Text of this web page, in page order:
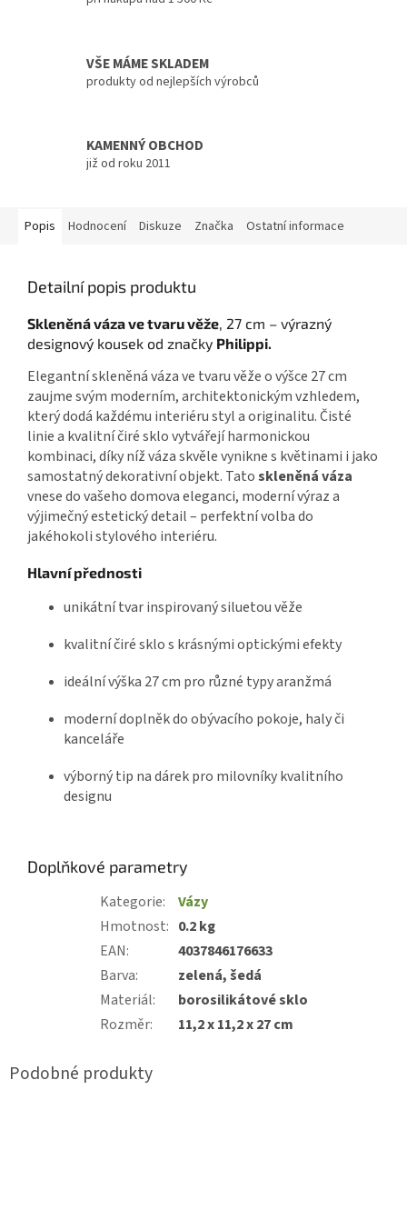
VŠE MÁME SKLADEM
produkty od nejlepších výrobců
KAMENNÝ OBCHOD
již od roku 2011
Popis Hodnocení Diskuze Značka Ostatní informace
Detailní popis produktu
Skleněná váza ve tvaru věže , 27 cm – výrazný
designový kousek od značky Philippi.
Elegantní skleněná váza ve tvaru věže o výšce 27 cm
zaujme svým moderním, architektonickým vzhledem,
který dodá každému interiéru styl a originalitu. Čisté
linie a kvalitní čiré sklo vytvářejí harmonickou
kombinaci, díky níž váza skvěle vynikne s květinami i jako
samostatný dekorativní objekt. Tatoskleněná váza
vnese do vašeho domova eleganci, moderní výraz a
výjimečný estetický detail – perfektní volba do
jakéhokoli stylového interiéru.
Hlavní přednosti
unikátní tvar inspirovaný siluetou věže
kvalitní čiré sklo s krásnými optickými efekty
ideální výška 27 cm pro různé typy aranžmá
moderní doplněk do obývacího pokoje, haly či
kanceláře
výborný tip na dárek pro milovníky kvalitního
designu
Doplňkové parametry
Kategorie:
Vázy
Hmotnost: 0.2 kg
EAN:
4037846176633
Barva:
zelená, šedá
Materiál:
borosilikátové sklo
Rozměr: 11,2 x 11,2 x 27 cm